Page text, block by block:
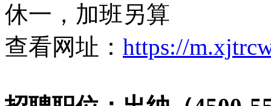
休一，加班另算
查看网址： https://